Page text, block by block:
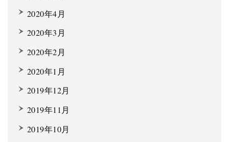
2020年4月
2020年3月
2020年2月
2020年1月
2019年12月
2019年11月
2019年10月